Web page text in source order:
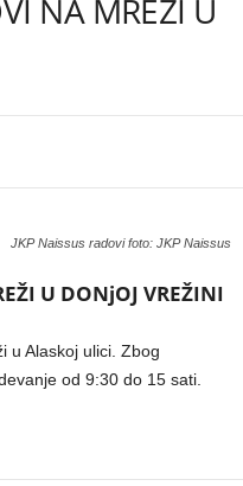
NA MREŽI U
JKP Naissus radovi foto: JKP Naissus
U DONjOJ VREŽINI
u Alaskoj ulici. Zbog
od 9:30 do 15 sati.